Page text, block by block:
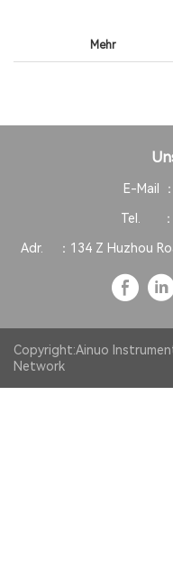
Mehr
E-Mail ：
Tel. ：
Adr. ： 134 Z Huzhou
Copyright:Ainuo
Network